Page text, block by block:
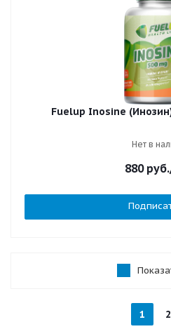
Fuelup Inosine
Нет в
880руб.
1 2